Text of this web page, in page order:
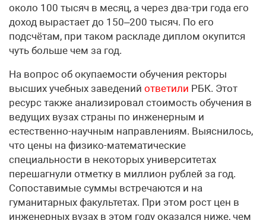
около 100 тысяч в месяц, а через два-три года его
доход вырастает до 150–200 тысяч. По его
подсчётам, при таком раскладе диплом окупится
чуть больше чем за год.
На вопрос об окупаемости обучения ректоры
высших учебных заведений ответили РБК. Этот
ресурс также анализировал стоимость обучения в
ведущих вузах страны по инженерным и
естественно-научным направлениям. Выяснилось,
что цены на физико-математические
специальности в некоторых университетах
перешагнули отметку в миллион рублей за год.
Сопоставимые суммы встречаются и на
гуманитарных факультетах. При этом рост цен в
инженерных вузах в этом году оказался ниже, чем